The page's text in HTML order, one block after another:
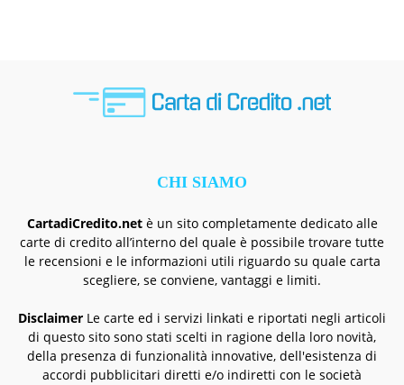
CHI SIAMO
CartadiCredito.netè un sito completamente dedicato alle
carte di credito all’interno del quale è possibile trovare tutte
le recensioni e le informazioni utili riguardo su quale carta
scegliere, se conviene, vantaggi e limiti.
Disclaimer Le carte ed i servizi linkati e riportati negli articoli
di questo sito sono stati scelti in ragione della loro novità,
della presenza di funzionalità innovative, dell'esistenza di
accordi pubblicitari diretti e/o indiretti con le società